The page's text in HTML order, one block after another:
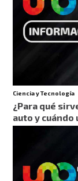
Ciencia y Tecnología
¿Para qué
auto y cuándo